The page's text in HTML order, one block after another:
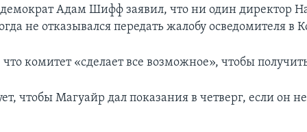
Адам Шифф заявил, что ни один директор
не отказывался передать жалобу осведомителя в
комитет «сделает все возможное», чтобы
чтобы Магуайр дал показания в четверг, если он